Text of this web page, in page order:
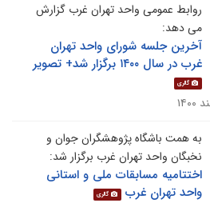
روابط عمومی واحد تهران غرب گزارش
می دهد:
آخرین جلسه شورای واحد تهران
غرب در سال ۱۴۰۰ برگزار شد+ تصویر
گالری
به همت باشگاه پژوهشگران جوان و
نخبگان واحد تهران غرب برگزار شد:
اختتامیه مسابقات ملی و استانی
واحد تهران غرب
گالری